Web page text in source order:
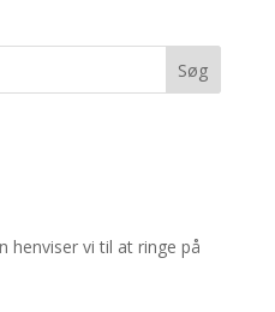
Søg
henviser vi til at ringe på